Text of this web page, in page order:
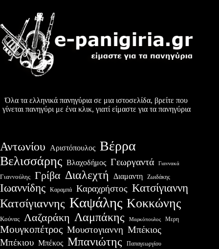
Όλα τα ελληνικά πανηγύρια σε μια ιστοσελίδα, βρείτε που
γίνεται πανηγύρι με ένα κλικ, γιατί είμαστε για τα πανηγύρια
Αντωνίου Αριστόπουλος Βέρρα
Βελισσάρης Βλαχοδήμος Γεωργαντά Γιαννακά
Γιαννούλης Γρίβα Διαλεχτή Διαμαντη Ζωιδάκης
Ιωαννίδης Καραμπά Καραχρήστος Κατσίγιαννη
Κατσίγιαννης Καψάλης Κοκκώνης
Κούνας Λαζαράκη Λαμπάκης Μαρκόπουλος Μερη
Μουγκοπέτρος Μουστογιαννη Μπέκιος
Μπέκιου Μπέκος Μπανιώτης Παπαγεωργίου